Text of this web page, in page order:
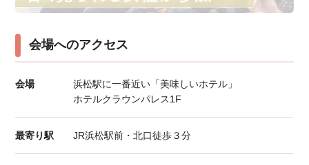
会場へのアクセス
会場
浜松駅に一番近い「美味しいホテル」
ホテルクラウンパレス1F
最寄り駅 JR浜松駅前・北口徒歩３分